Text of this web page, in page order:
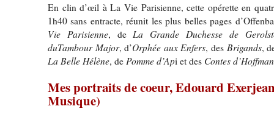
En clin d’œil à La Vie Parisienne, cette opérette en
1h40 sans entracte, réunit les plus belles pages
Vie Parisienne, de La Grande Duchesse de
duTambour Major, d’Orphée aux Enfers, des Brigands,
La Belle Hélène, de Pomme d’Api et des Contes
Mes portraits de coeur, Edouard
Musique)